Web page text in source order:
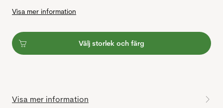
Visa mer information
Välj storlek och färg
Visa mer information